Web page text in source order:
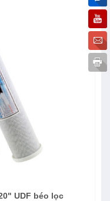
UDF béo lọc